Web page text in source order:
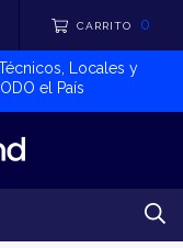
CARRITO 0
Locales y
el País